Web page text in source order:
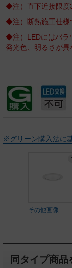
◆注）直下近接限度
◆注）断熱施工仕様
◆注）LEDにはバラ
発光色、明るさが異
※グリーン購入法に
その他画像
同タイプ商品